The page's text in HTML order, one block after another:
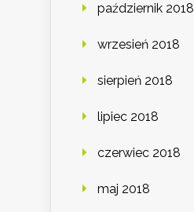
październik 2018
wrzesień 2018
sierpień 2018
lipiec 2018
czerwiec 2018
maj 2018